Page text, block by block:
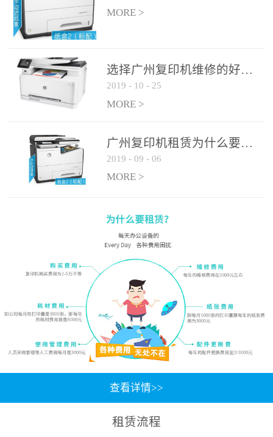
MORE >
选择广州复印机维修的好处有哪些?
2019 - 10 - 25
MORE >
广州复印机租赁为什么要选大平台
2019 - 09 - 06
MORE >
查看详情>>
租赁流程